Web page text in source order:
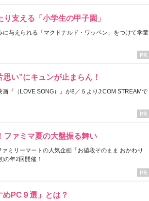
支える「小学生の甲子園」
に与えられる「マクドナルド・ワッペン」をつけて学童
い”にキュンが止まらん！
『（LOVE SONG）』が8／５よりJ:COM STREAMで
ファミマ夏の大盤振る舞い
ミリーマートの人気企画「お値段そのまま おかわり
の年2回開催！
PC９選」とは？